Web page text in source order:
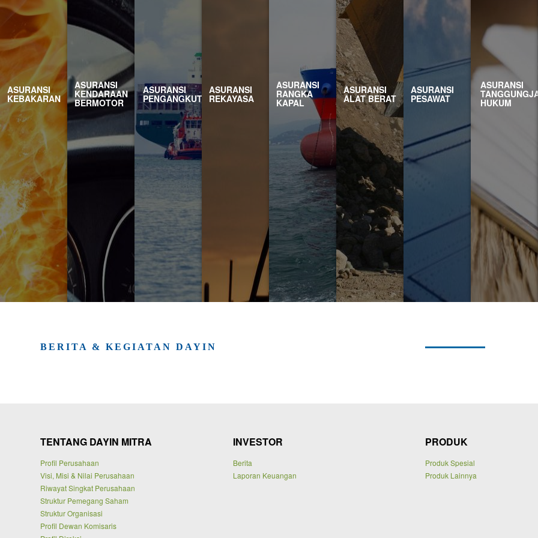
ASURANSI
KEBAKARAN
BERITA & KEGIATAN DAYIN
TENTANG DAYIN MITRA
Profil Perusahaan
Visi, Misi & Nilai Perusahaan
Riwayat Singkat Perusahaan
Struktur Pemegang Saham
Struktur Organisasi
Profil Dewan Komisaris
INVESTOR
Berita
Laporan Keuangan
PRODUK
Produk Spesial
Produk Lainnya